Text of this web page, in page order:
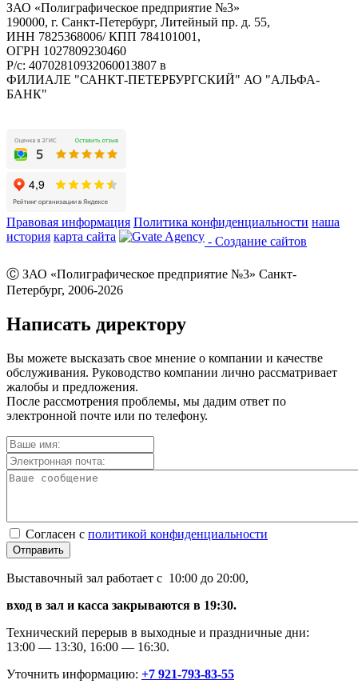
ЗАО «Полиграфическое предприятие №3»
190000, г. Санкт-Петербург, Литейный пр. д. 55,
ИНН 7825368006/ КПП 784101001,
ОГРН 1027809230460
Р/с: 40702810932060013807 в
ФИЛИАЛЕ "САНКТ-ПЕТЕРБУРГСКИЙ" АО "АЛЬФА-
БАНК"
Правовая информация Политика конфиденциальности наша
история карта сайта - Создание сайтов
Ⓒ ЗАО «Полиграфическое предприятие №3» Санкт-
Петербург, 2006-2026
Написать директору
Вы можете высказать свое мнение о компании и качестве
обслуживания. Руководство компании лично рассматривает
жалобы и предложения.
После рассмотрения проблемы, мы дадим ответ по
электронной почте или по телефону.
Согласен с политикой конфиденциальности
Отправить
Выставочный зал работает с 10:00 до 20:00,
вход в зал и касса закрываются в 19:30.
Технический перерыв в выходные и праздничные дни:
13:00 — 13:30, 16:00 — 16:30.
Уточнить информацию: +7 921-793-83-55